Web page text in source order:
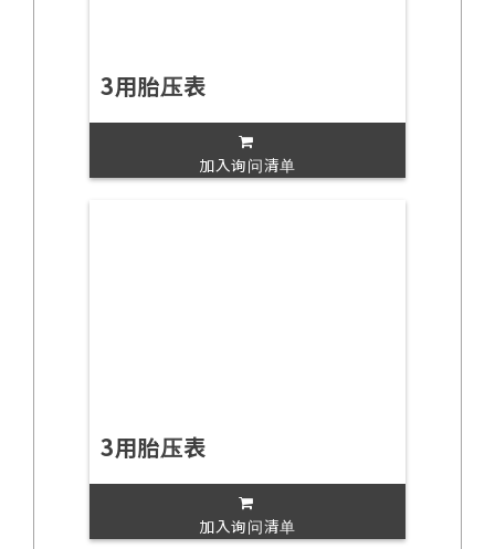
3用胎压表
加入询问清单
3用胎压表
加入询问清单